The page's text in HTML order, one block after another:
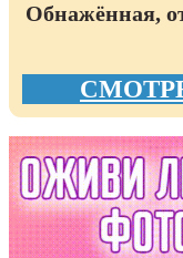
Обнажённая,